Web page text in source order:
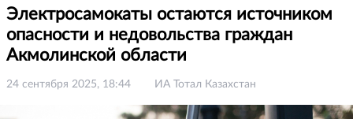
Электросамокаты остаются источником
опасности и недовольства граждан
Акмолинской области
24 сентября 2025, 18:44 ИА Тотал Казахстан